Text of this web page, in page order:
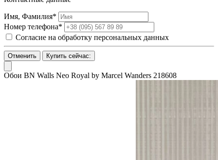
Имя, Фамилия*
Номер телефона*
Согласие на обработку персональных данных
Отменить Купить сейчас:
Обои BN Walls Neo Royal by Marcel Wanders 218608